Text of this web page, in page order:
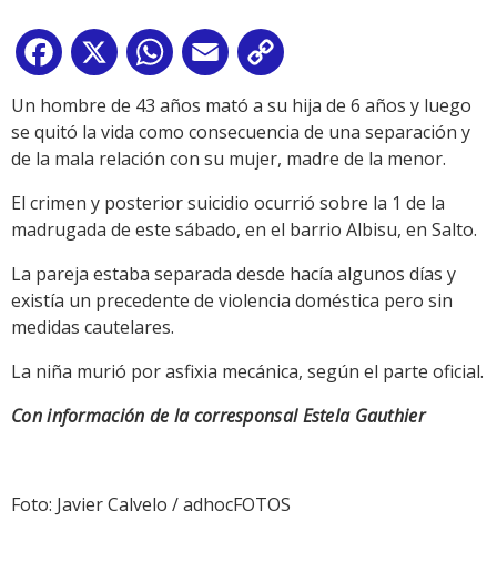
Facebook
X WhatsApp
Email
Link
Un hombre de 43 años mató a su hija de 6 años y luego
se quitó la vida como consecuencia de una separación y
de la mala relación con su mujer, madre de la menor.
El crimen y posterior suicidio ocurrió sobre la 1 de la
madrugada de este sábado, en el barrio Albisu, en Salto.
La pareja estaba separada desde hacía algunos días y
existía un precedente de violencia doméstica pero sin
medidas cautelares.
La niña murió por asfixia mecánica, según el parte oficial.
Con información de la corresponsal Estela Gauthier
Foto: Javier Calvelo / adhocFOTOS